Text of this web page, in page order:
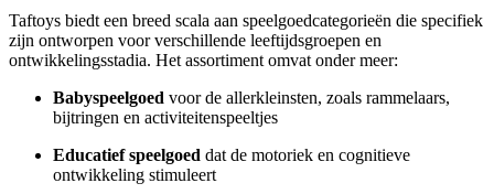
Taftoys biedt een breed scala aan speelgoedcategorieën die specifiek
zijn ontworpen voor verschillende leeftijdsgroepen en
ontwikkelingsstadia. Het assortiment omvat onder meer:
Babyspeelgoed voor de allerkleinsten, zoals rammelaars,
bijtringen en activiteitenspeeltjes
Educatief speelgoed dat de motoriek en cognitieve
ontwikkeling stimuleert